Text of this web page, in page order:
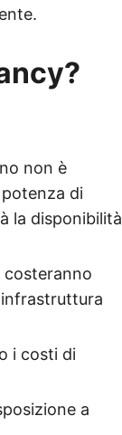
non è
di
la disponibilità
costeranno
i costi di
a